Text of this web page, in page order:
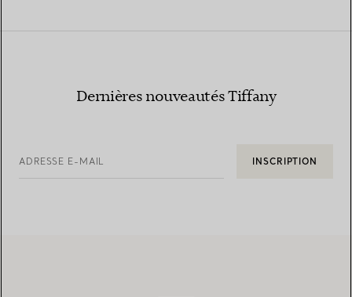
Dernières nouveautés Tiffany
ADRESSE E-MAIL INSCRIPTION